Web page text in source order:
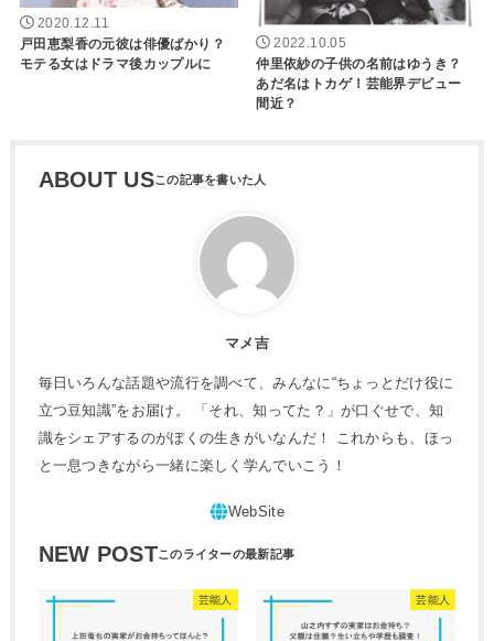
2020.12.11
戸田恵梨香の元彼は俳優ばかり？
モテる女はドラマ後カップルに
2022.10.05
仲里依紗の子供の名前はゆうき？
あだ名はトカゲ！芸能界デビュー
間近？
ABOUT US
マメ吉
毎日いろんな話題や流行を調べて、みんなに“ちょっとだけ役に
立つ豆知識”をお届け。 「それ、知ってた？」が口ぐせで、知
識をシェアするのがぼくの生きがいなんだ！ これからも、ほっ
と一息つきながら一緒に楽しく学んでいこう！
NEW POST
芸能人 芸能人